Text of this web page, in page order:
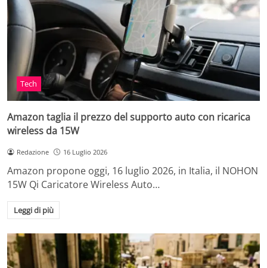
Tech
Amazon taglia il prezzo del supporto auto con ricarica
wireless da 15W
Redazione 16 Luglio 2026
Amazon propone oggi, 16 luglio 2026, in Italia, il NOHON
15W Qi Caricatore Wireless Auto…
Leggi di più